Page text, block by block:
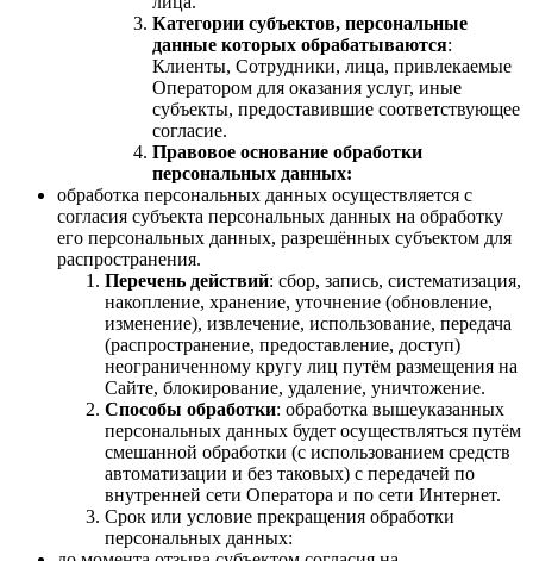
Категории субъектов, персональные
данные которых обрабатываются:
Клиенты, Сотрудники, лица, привлекаемые
Оператором для оказания услуг, иные
субъекты, предоставившие соответствующее
согласие.
Правовое основание обработки
персональных данных:
обработка персональных данных осуществляется с
согласия субъекта персональных данных на обработку
его персональных данных, разрешённых субъектом для
распространения.
Перечень действий: сбор, запись, систематизация,
накопление, хранение, уточнение (обновление,
изменение), извлечение, использование, передача
(распространение, предоставление, доступ)
неограниченному кругу лиц путём размещения на
Сайте, блокирование, удаление, уничтожение.
Способы обработки: обработка вышеуказанных
персональных данных будет осуществляться путём
смешанной обработки (с использованием средств
автоматизации и без таковых) с передачей по
внутренней сети Оператора и по сети Интернет.
Срок или условие прекращения обработки
персональных данных: